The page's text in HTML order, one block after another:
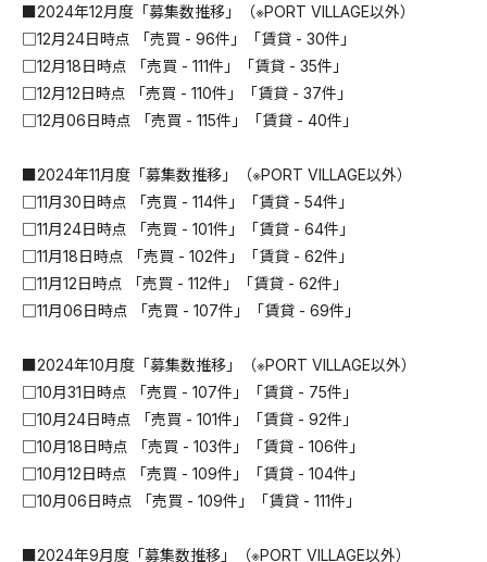
■2024年12月度「募集数推移」（※PORT VILLAGE以外）
□12月24日時点 「売買 - 96件」「賃貸 - 30件」
□12月18日時点 「売買 - 111件」「賃貸 - 35件」
□12月12日時点 「売買 - 110件」「賃貸 - 37件」
□12月06日時点 「売買 - 115件」「賃貸 - 40件」
■2024年11月度「募集数推移」（※PORT VILLAGE以外）
□11月30日時点 「売買 - 114件」「賃貸 - 54件」
□11月24日時点 「売買 - 101件」「賃貸 - 64件」
□11月18日時点 「売買 - 102件」「賃貸 - 62件」
□11月12日時点 「売買 - 112件」「賃貸 - 62件」
□11月06日時点 「売買 - 107件」「賃貸 - 69件」
■2024年10月度「募集数推移」（※PORT VILLAGE以外）
□10月31日時点 「売買 - 107件」「賃貸 - 75件」
□10月24日時点 「売買 - 101件」「賃貸 - 92件」
□10月18日時点 「売買 - 103件」「賃貸 - 106件」
□10月12日時点 「売買 - 109件」「賃貸 - 104件」
□10月06日時点 「売買 - 109件」「賃貸 - 111件」
■2024年9月度「募集数推移」（※PORT VILLAGE以外）